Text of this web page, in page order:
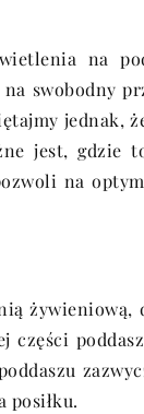
na
swobodny
jednak,
jest, gdzie
na
posiłku.